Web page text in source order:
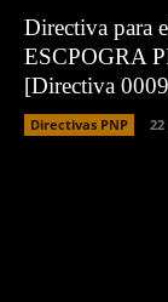
Directiva para
ESCPOGRA
[Directiva
Directivas PNP